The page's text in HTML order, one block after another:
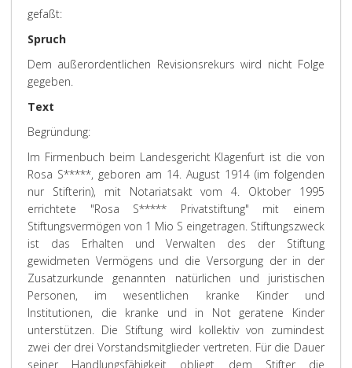
gefaßt:
Spruch
Dem außerordentlichen Revisionsrekurs wird nicht Folge
gegeben.
Text
Begründung:
Im Firmenbuch beim Landesgericht Klagenfurt ist die von
Rosa S*****, geboren am 14. August 1914 (im folgenden
nur Stifterin), mit Notariatsakt vom 4. Oktober 1995
errichtete "Rosa S***** Privatstiftung" mit einem
Stiftungsvermögen von 1 Mio S eingetragen. Stiftungszweck
ist das Erhalten und Verwalten des der Stiftung
gewidmeten Vermögens und die Versorgung der in der
Zusatzurkunde genannten natürlichen und juristischen
Personen, im wesentlichen kranke Kinder und
Institutionen, die kranke und in Not geratene Kinder
unterstützen. Die Stiftung wird kollektiv von zumindest
zwei der drei Vorstandsmitglieder vertreten. Für die Dauer
seiner Handlungsfähigkeit obliegt dem Stifter die